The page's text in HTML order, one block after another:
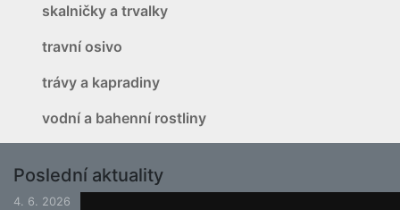
skalničky a trvalky
travní osivo
trávy a kapradiny
vodní a bahenní rostliny
Poslední aktuality
4. 6. 2026